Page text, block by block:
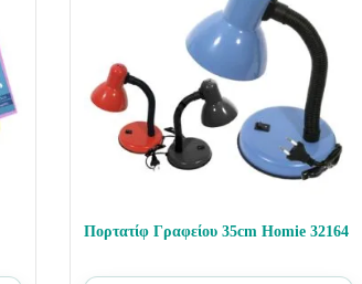
Πορτατίφ Γραφείου 35cm Homie 32164